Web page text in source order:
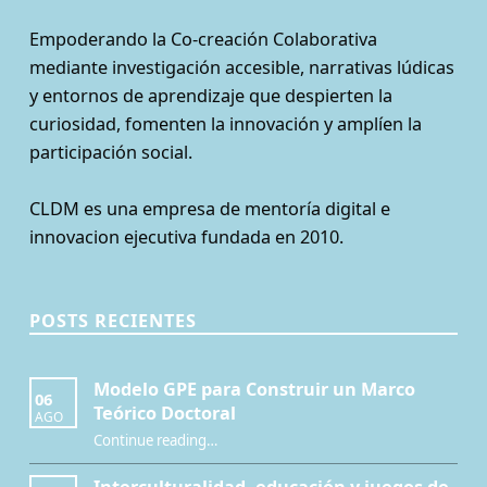
Empoderando la Co-creación Colaborativa
mediante investigación accesible, narrativas lúdicas
y entornos de aprendizaje que despierten la
curiosidad, fomenten la innovación y amplíen la
participación social.
CLDM es una empresa de mentoría digital e
innovacion ejecutiva fundada en 2010.
POSTS RECIENTES
06
AGO
Modelo GPE para Construir un Marco
Teórico Doctoral
Continue reading“Modelo GPE para Construir un Marco Teórico Doctoral”
…